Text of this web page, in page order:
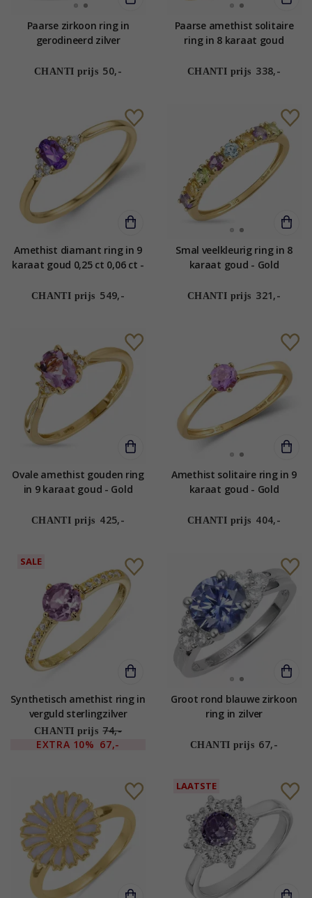
Paarse zirkoon ring in
gerodineerd zilver
CHANTI prijs 50,-
Paarse amethist solitaire
ring in 8 karaat goud
CHANTI prijs 338,-
Amethist diamant ring in 9
karaat goud 0,25 ct 0,06 ct -
CHANTI prijs 549,-
Smal veelkleurig ring in 8
karaat goud - Gold
CHANTI prijs 321,-
Ovale amethist gouden ring
in 9 karaat goud - Gold
CHANTI prijs 425,-
Amethist solitaire ring in 9
karaat goud - Gold
CHANTI prijs 404,-
SALE
Synthetisch amethist ring in
verguld sterlingzilver
CHANTI prijs 74,-
EXTRA 10% 67,-
Groot rond blauwe zirkoon
ring in zilver
CHANTI prijs 67,-
LAATSTE